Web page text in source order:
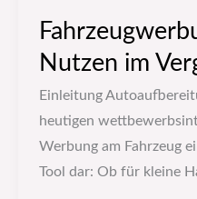
Nutzen im
Einleitung
heutigen
Werbung am Fahrzeug
Tool dar: Ob für kleine